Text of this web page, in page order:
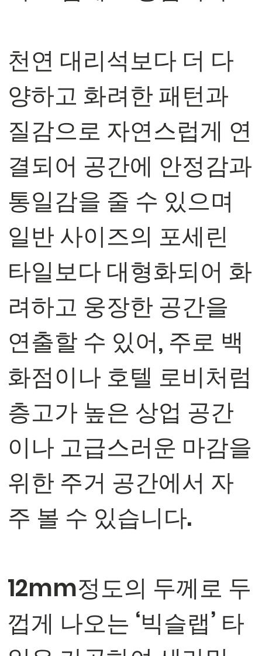
천연 대리석보다 더 다
양하고 화려한 패턴과
질감으로 자연스럽게 연
결되어 공간에 안정감과
통일감을 줄 수 있으며
일반 사이즈의 포세린
타일보다 대형화되어 화
려하고 웅장한 공간을
연출할 수 있어, 주로 백
화점이나 호텔 로비처럼
층고가 높은 상업 공간
이나 고급스러운 마감을
위한 주거 공간에서 자
주 볼 수 있습니다.
12mm정도의 두께로 두
껍게 나오는 ‘빅슬랩’ 타